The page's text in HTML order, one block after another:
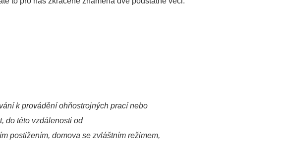
k provádění ohňostrojných prací nebo
do této vzdálenosti od
postižením, domova se zvláštním režimem,